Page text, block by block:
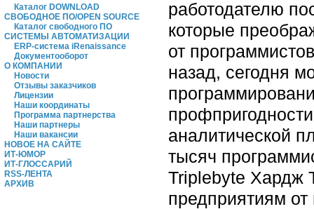
Каталог DOWNLOAD
СВОБОДНОЕ ПО/OPEN SOURCE
Каталог свободного ПО
СИСТЕМЫ АВТОМАТИЗАЦИИ
ERP-система iRenaissance
Документооборот
О КОМПАНИИ
Новости
Отзывы заказчиков
Лицензии
Наши координаты
Программа партнерства
Наши партнеры
Наши вакансии
НОВОЕ НА САЙТЕ
ИТ-ЮМОР
ИТ-ГЛОССАРИЙ
RSS-ЛЕНТА
АРХИВ
работодателю
которые
от
назад, сегодня
аналитической
тысяч
Triplebyte Хардж
предприятиям